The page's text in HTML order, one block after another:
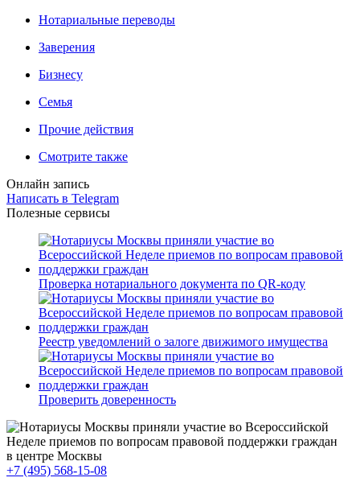
Нотариальные переводы
Заверения
Бизнесу
Семья
Прочие действия
Смотрите также
Онлайн запись
Написать в Telegram
Полезные сервисы
Проверка нотариального документа по QR-коду
Реестр уведомлений о залоге движимого имущества
Проверить доверенность
в центре Москвы
+7 (495) 568-15-08